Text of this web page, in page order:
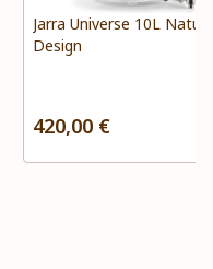
Jarra Universe 10L
Design
420,00 €